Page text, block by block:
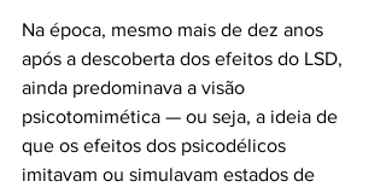
Na época, mesmo mais de dez anos
após a descoberta dos efeitos do LSD,
ainda predominava a visão
psicotomimética — ou seja, a ideia de
que os efeitos dos psicodélicos
imitavam ou simulavam estados de